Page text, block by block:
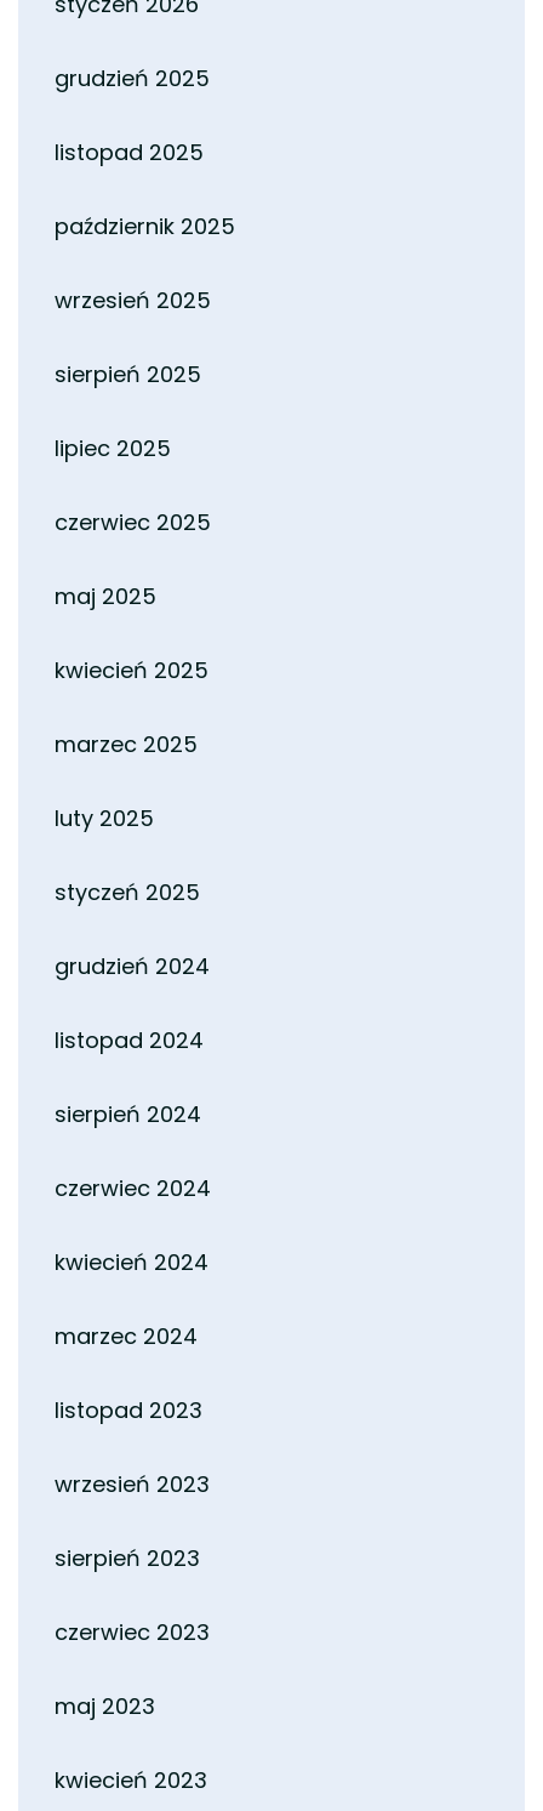
grudzień 2025
listopad 2025
październik 2025
wrzesień 2025
sierpień 2025
lipiec 2025
czerwiec 2025
maj 2025
kwiecień 2025
marzec 2025
luty 2025
styczeń 2025
grudzień 2024
listopad 2024
sierpień 2024
czerwiec 2024
kwiecień 2024
marzec 2024
listopad 2023
wrzesień 2023
sierpień 2023
czerwiec 2023
maj 2023
kwiecień 2023